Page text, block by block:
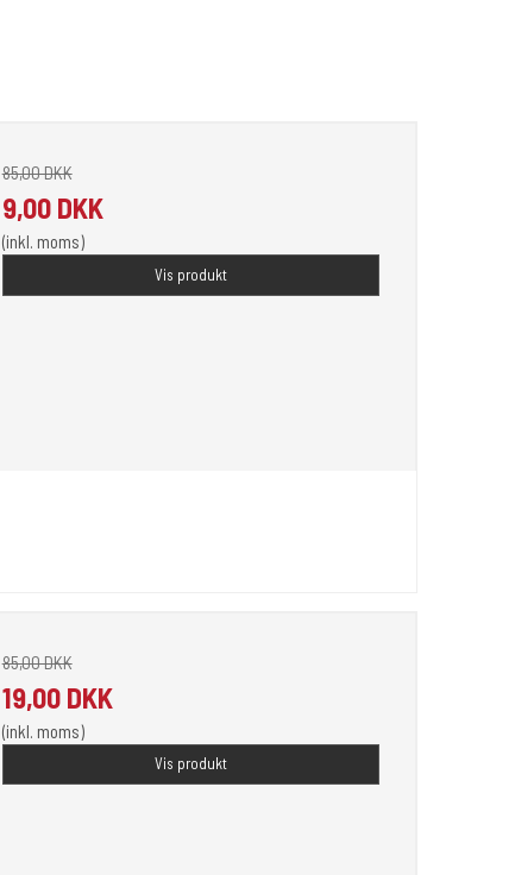
85,00 DKK
9,00 DKK
(inkl. moms)
Vis produkt
85,00 DKK
19,00 DKK
(inkl. moms)
Vis produkt